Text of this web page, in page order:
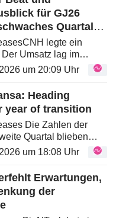
für GJ26
Quartal
legte ein
Umsatz lag im
EBIT und EPS
prognostiziert. Wir
für qualitativ
um 20:09 Uhr
Heading
year of transition
Die Zahlen der
Quartal blieben
zurück:
und die
um 18:08 Uhr
Erwartungen,
der